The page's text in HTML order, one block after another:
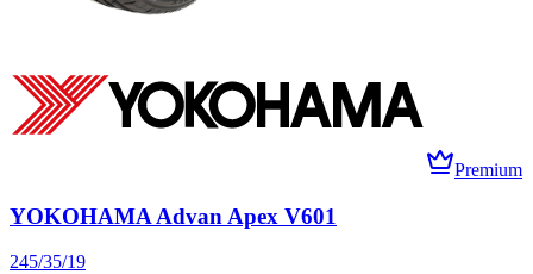
Premium
YOKOHAMA Advan Apex V601
245/35/19